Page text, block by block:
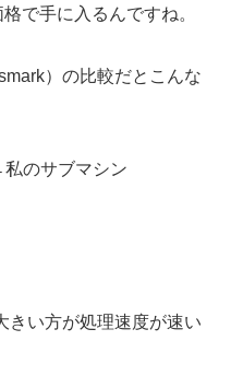
で手に入るんですね。
）の比較だとこんな
のサブマシン
い方が処理速度が速い